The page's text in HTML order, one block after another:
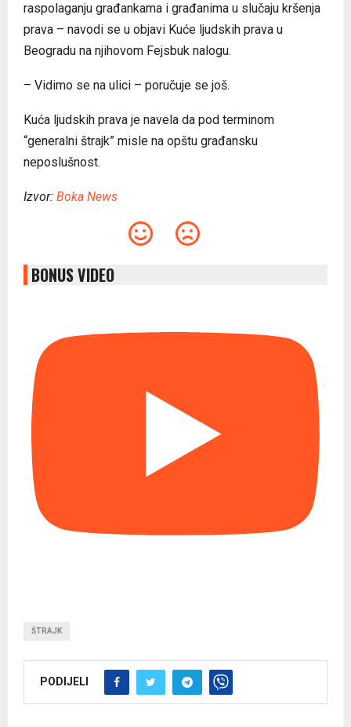
raspolaganju građankama i građanima u slučaju kršenja
prava – navodi se u objavi Kuće ljudskih prava u
Beogradu na njihovom Fejsbuk nalogu.
– Vidimo se na ulici – poručuje se još.
Kuća ljudskih prava je navela da pod terminom
“generalni štrajk” misle na opštu građansku
neposlušnost.
Izvor: Boka News
BONUS VIDEO
ŠTRAJK
PODIJELI